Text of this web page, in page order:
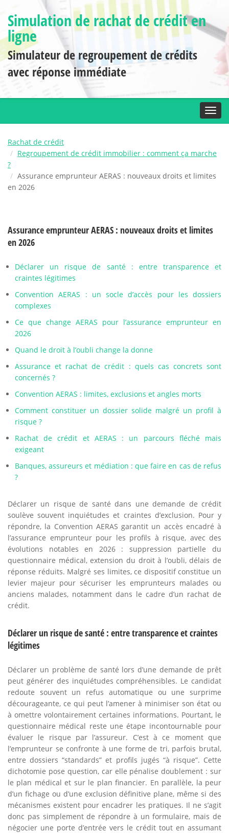
Simulation de rachat de crédit en
ligne
Simulateur de regroupement de crédits
avec réponse immédiate
Rachat de crédit
Regroupement de crédit immobilier : comment ça marche
?
Assurance emprunteur AERAS : nouveaux droits et limites
en 2026
Assurance emprunteur AERAS : nouveaux droits et limites
en 2026
Déclarer un risque de santé : entre transparence et
craintes légitimes
Convention AERAS : un socle d’accès pour les dossiers
complexes
Ce que change AERAS pour l’assurance emprunteur en
2026
Quand le droit à l’oubli change la donne
Assurance et rachat de crédit : quels cas concrets sont
concernés ?
Convention AERAS : limites, exclusions et angles morts
Comment constituer un dossier solide malgré un profil à
risque ?
Rachat de crédit et AERAS : un parcours fléché mais
exigeant
Banques, assureurs et médiation : que faire en cas de refus
?
Déclarer un risque de santé dans une demande de crédit
soulève souvent inquiétudes et craintes d’exclusion. Pour y
répondre, la Convention AERAS garantit un accès encadré à
l’assurance emprunteur pour les profils à risque, avec des
évolutions notables en 2026 : suppression partielle du
questionnaire médical, extension du droit à l’oubli, délais de
réponse réduits. Malgré ses limites, ce dispositif constitue un
levier majeur pour sécuriser les emprunteurs malades ou
anciens malades, notamment dans le cadre d’un rachat de
crédit.
Déclarer un risque de santé : entre transparence et craintes
légitimes
Déclarer un problème de santé lors d’une demande de prêt
peut générer des inquiétudes compréhensibles. Le candidat
redoute souvent un refus automatique ou une surprime
décourageante, ce qui peut l’amener à minimiser son état ou
à omettre volontairement certaines informations. Pourtant, le
questionnaire médical reste une étape incontournable pour
évaluer le risque par l’assureur. C’est à ce moment que
l’emprunteur se confronte à une forme de tri, parfois brutal,
entre dossiers “standards” et profils jugés “à risque”. Cette
dichotomie pose question, car elle pénalise doublement : sur
le plan médical et sur le plan financier. En parallèle, la peur
d’un fichage ou d’une exclusion définitive plane, même si des
mécanismes existent pour encadrer les pratiques. Il ne s’agit
donc pas simplement de répondre à un formulaire, mais de
négocier une porte d’entrée vers le crédit tout en assumant